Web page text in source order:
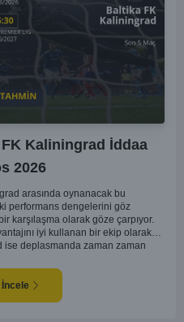
Kaliningrad İddaa
2026
arasında oynanacak bu
performans dengelerini göz
karşılaşma olarak göze çarpıyor.
iyi kullanan bir ekip olarak
ise deplasmanda zaman zaman
yollarında etkili olması, maçın
değerlendiriliyor. Bununla birlikte,
maçı daha heyecanlı hale